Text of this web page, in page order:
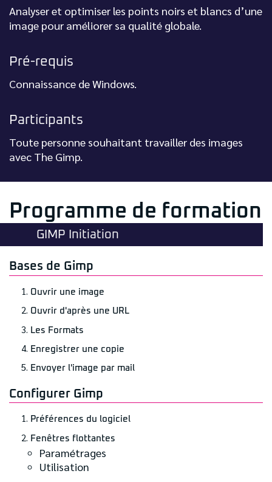
Analyser et optimiser les points noirs et blancs d’une
image pour améliorer sa qualité globale.
Pré-requis
Connaissance de Windows.
Participants
Toute personne souhaitant travailler des images
avec The Gimp.
Programme de formation
GIMP Initiation
Bases de Gimp
Ouvrir une image
Ouvrir d'après une URL
Les Formats
Enregistrer une copie
Envoyer l'image par mail
Configurer Gimp
Préférences du logiciel
Fenêtres flottantes
Paramétrages
Utilisation